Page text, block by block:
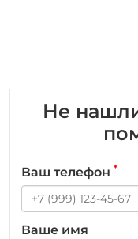
Не
Ваш телефон *
Ваше имя